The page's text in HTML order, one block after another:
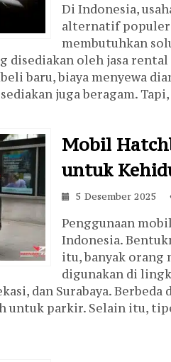
Di Indonesia,
alternatif populer
membutuhkan
disediakan oleh jasa
baru, biaya menyewa
juga beragam.
Mobil
untuk
5 Desember 2025
Penggunaan
Indonesia.
itu, banyak
digunakan di
dan Surabaya.
untuk parkir. Selain itu,